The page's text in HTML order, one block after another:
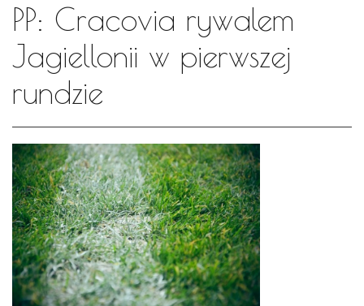
PP: Cracovia rywalem
Jagiellonii w pierwszej
rundzie